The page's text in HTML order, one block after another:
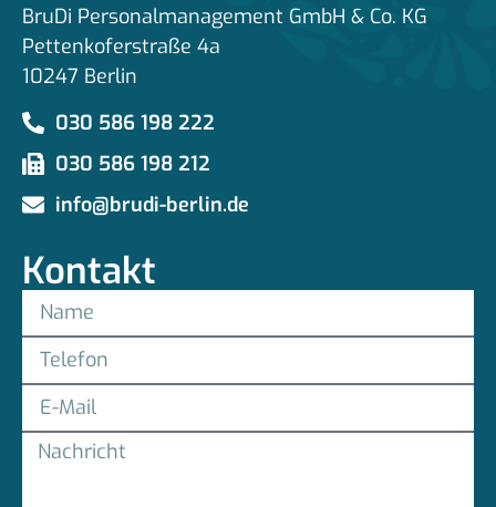
BruDi Personalmanagement GmbH & Co. KG
Pettenkoferstraße 4a
10247 Berlin
030 586 198 222
030 586 198 212
info@brudi-berlin.de
Kontakt